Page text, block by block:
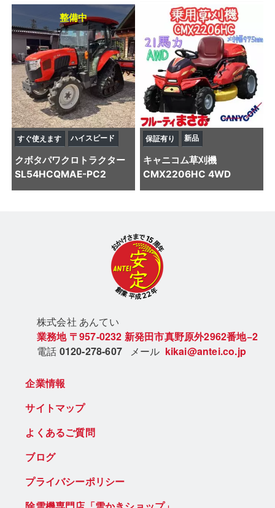
整備中
すぐ使えます ハイスピード
クボタパワクロトラクター
SL54HCQMAE-PC2
保証有り 新品
キャニコム草刈機
CMX2206HC 4WD
株式会社 あんてい
業務地 〒957-0232 新発田市真野原外2962番地−2
電話 0120-278-607 メール kikai@antei.co.jp
企業情報
サイトマップ
よくあるご質問
ブログ
プライバシーポリシー